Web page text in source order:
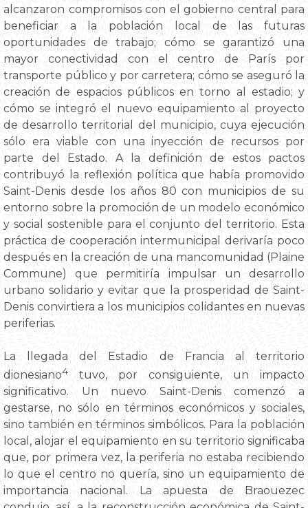
alcanzaron compromisos con el gobierno central para
beneficiar a la población local de las futuras
oportunidades de trabajo; cómo se garantizó una
mayor conectividad con el centro de París por
transporte público y por carretera; cómo se aseguró la
creación de espacios públicos en torno al estadio; y
cómo se integró el nuevo equipamiento al proyecto
de desarrollo territorial del municipio, cuya ejecución
sólo era viable con una inyección de recursos por
parte del Estado. A la definición de estos pactos
contribuyó la reflexión política que había promovido
Saint-Denis desde los años 80 con municipios de su
entorno sobre la promoción de un modelo económico
y social sostenible para el conjunto del territorio. Esta
práctica de cooperación intermunicipal derivaría poco
después en la creación de una mancomunidad (Plaine
Commune) que permitiría impulsar un desarrollo
urbano solidario y evitar que la prosperidad de Saint-
Denis convirtiera a los municipios colidantes en nuevas
periferias.
La llegada del Estadio de Francia al territorio
dionesiano4 tuvo, por consiguiente, un impacto
significativo. Un nuevo Saint-Denis comenzó a
gestarse, no sólo en términos económicos y sociales,
sino también en términos simbólicos. Para la población
local, alojar el equipamiento en su territorio significaba
que, por primera vez, la periferia no estaba recibiendo
lo que el centro no quería, sino un equipamiento de
importancia nacional. La apuesta de Braouezec